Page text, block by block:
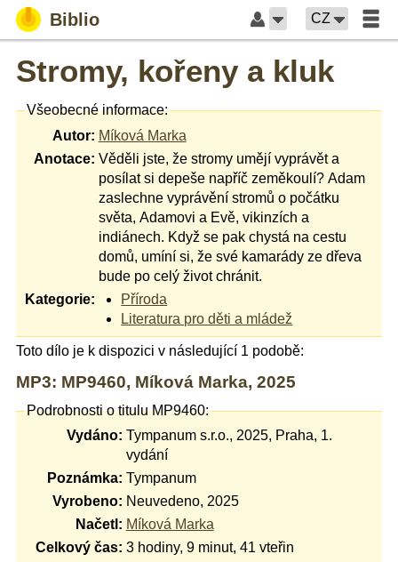
Biblio CZ
Stromy, kořeny a kluk
Všeobecné informace:
Autor: Míková Marka
Anotace: Věděli jste, že stromy umějí vyprávět a
posílat si depeše napříč zeměkoulí? Adam
zaslechne vyprávění stromů o počátku
světa, Adamovi a Evě, vikinzích a
indiánech. Když se pak chystá na cestu
domů, umíní si, že své kamarády ze dřeva
bude po celý život chránit.
Kategorie:
Příroda
Literatura pro děti a mládež
Toto dílo je k dispozici v následující 1 podobě:
MP3: MP9460, Míková Marka, 2025
Podrobnosti o titulu MP9460:
Vydáno: Tympanum s.r.o., 2025, Praha, 1.
vydání
Poznámka: Tympanum
Vyrobeno: Neuvedeno, 2025
Načetl: Míková Marka
Celkový čas: 3 hodiny, 9 minut, 41 vteřin